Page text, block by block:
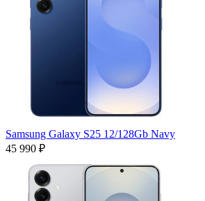
Samsung Galaxy S25 12/128Gb Navy
45 990 ₽